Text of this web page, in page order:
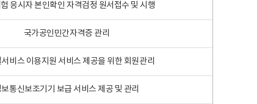
응시자 본인확인 자격검정 원서접수 및 시행
국가공인민간자격증 관리
비스 이용지원 서비스 제공을 위한 회원관리
보통신보조기기 보급 서비스 제공 및 관리